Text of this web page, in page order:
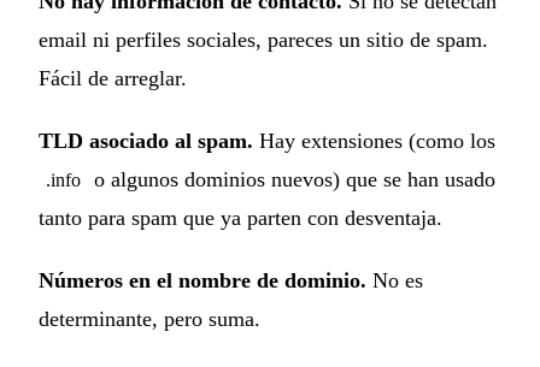
email ni perfiles sociales, pareces un sitio de spam.
Fácil de arreglar.
TLD asociado al spam. Hay extensiones (como los
.info
o algunos dominios nuevos) que se han usado
tanto para spam que ya parten con desventaja.
Números en el nombre de dominio. No es
determinante, pero suma.